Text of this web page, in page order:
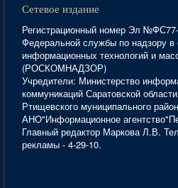
Сетевое издание
Регистрационный номер Эл
Федеральной службы по надзору в
информационных технологий и
(РОСКОМНАДЗОР)
Учредители: Министерство
коммуникаций Саратовской
Ртищевского муниципального
АНО"Информационное
Главный редактор Маркова Л.В.
рекламы - 4-29-10.